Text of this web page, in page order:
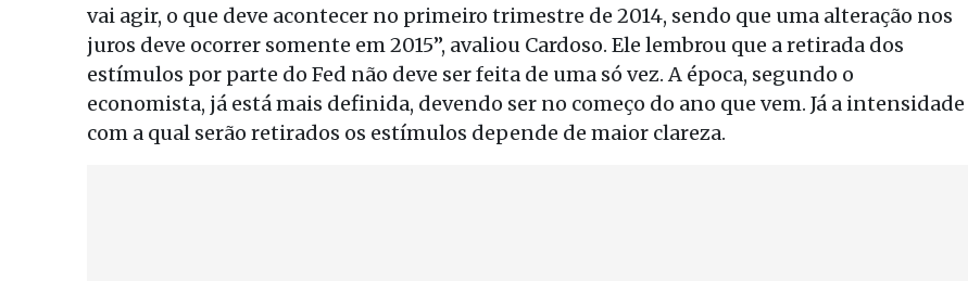
vai agir, o que deve acontecer no primeiro trimestre de 2014, sendo que uma alteração nos
juros deve ocorrer somente em 2015”, avaliou Cardoso. Ele lembrou que a retirada dos
estímulos por parte do Fed não deve ser feita de uma só vez. A época, segundo o
economista, já está mais definida, devendo ser no começo do ano que vem. Já a intensidade
com a qual serão retirados os estímulos depende de maior clareza.